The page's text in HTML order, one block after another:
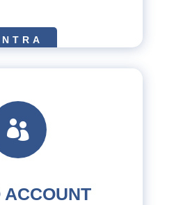

ACCOUNT